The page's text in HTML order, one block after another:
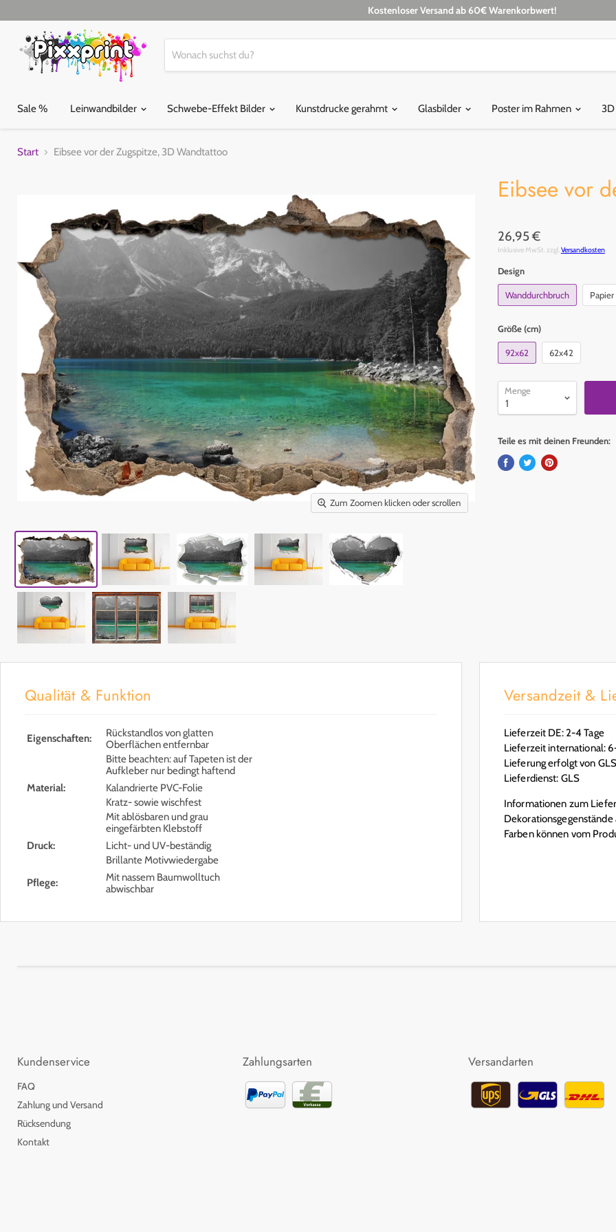
Kostenloser Versand ab 60€ Warenkorbwert!
Sale % Leinwandbilder Schwebe-Effekt Bilder Kunstdrucke gerahmt Glasbilder Poster im Rahmen
Start Eibsee vor der Zugspitze, 3D Wandtattoo
Zum Zoomen klicken oder scrollen
Eibsee vor
26,95 €
Inklusive MwSt. zzgl.Versandkosten
Design
Wanddurchbruch Papier
Größe (cm)
92x62 62x42
Menge
Teile es mit deinen Freunden:
Qualität & Funktion
Eigenschaften:
Rückstandlos von glatten
Oberflächen entfernbar
Bitte beachten: auf Tapeten ist der
Aufkleber nur bedingt haftend
Material:
Kalandrierte PVC-Folie
Kratz- sowie wischfest
Mit ablösbaren und grau
eingefärbten Klebstoff
Druck:
Licht- und UV-beständig
Brillante Motivwiedergabe
Pflege:
Mit nassem Baumwolltuch
abwischbar
Versandzeit &
Lieferzeit DE: 2-4 Tage
Lieferzeit international:
Lieferung erfolgt von
Lieferdienst: GLS
Informationen zum
Farben können vom
Kundenservice
FAQ
Zahlung und Versand
Rücksendung
Kontakt
Zahlungsarten Versandarten